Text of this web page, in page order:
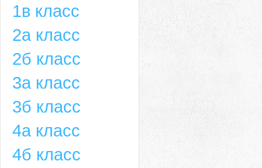
1в класс
2а класс
2б класс
3а класс
3б класс
4а класс
4б класс